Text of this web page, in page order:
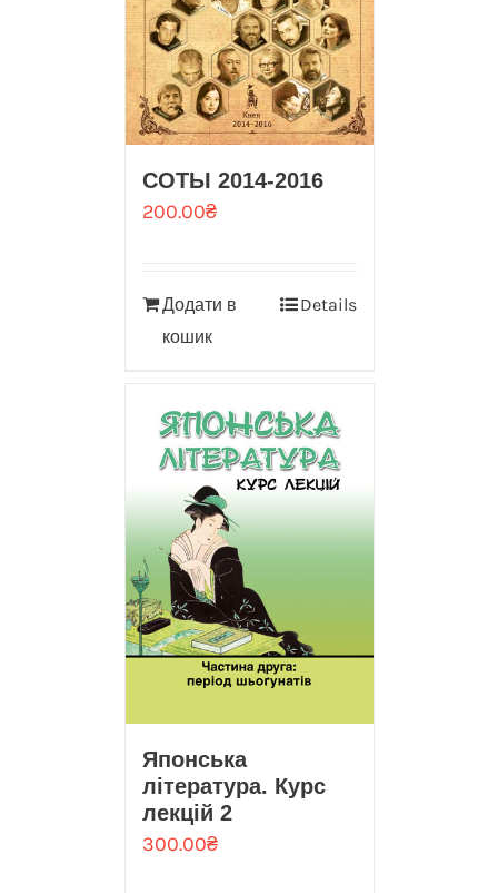
СОТЫ 2014-2016
200.00₴
Додати в
кошик
Details
Японська
література. Курс
лекцій 2
300.00₴